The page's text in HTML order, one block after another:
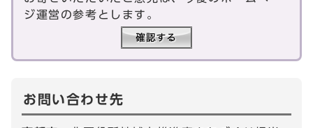
ジ運営の参考とします。
お問い合わせ先